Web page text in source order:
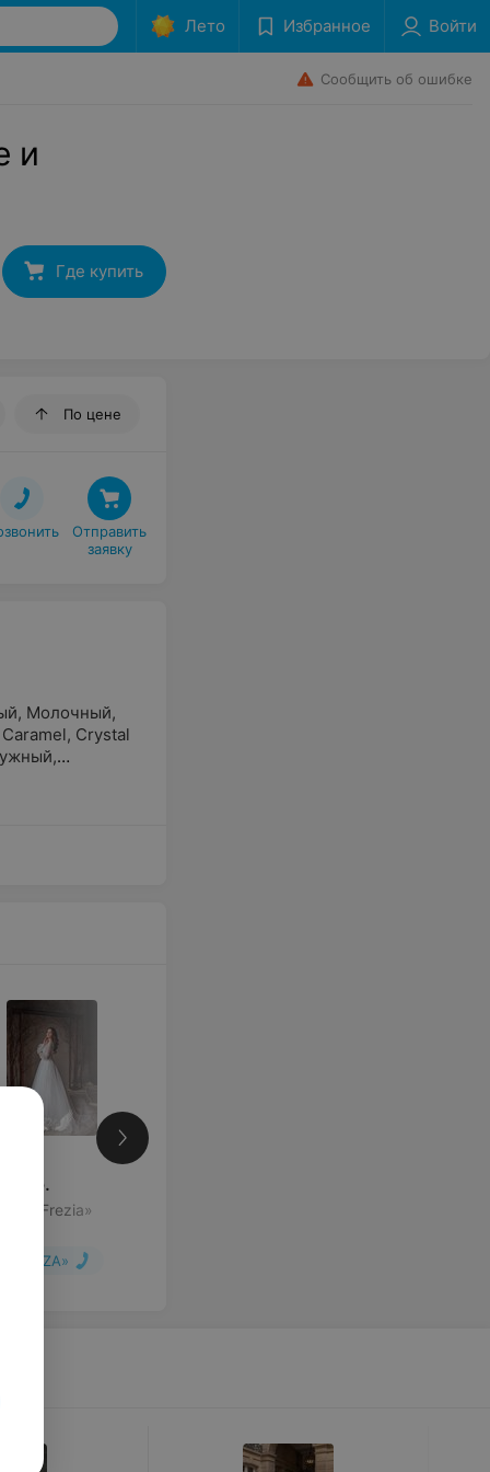
Лето Избранное Войти
Сообщить об ошибке
и
Где купить
По цене
Отправить
заявку
, Молочный,
Caramel, Crystal
,
руб.
«Frezia»
«ALIZA»